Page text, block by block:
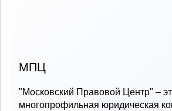
МПЦ
"Московский Правовой Центр" –
многопрофильная юридическая